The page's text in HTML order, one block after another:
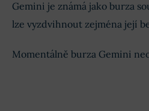
Gemini je známá jako burza
lze vyzdvihnout zejména její
Momentálně burza Gemini